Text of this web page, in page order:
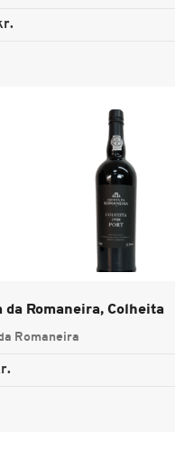
da Romaneira, Colheita
Romaneira